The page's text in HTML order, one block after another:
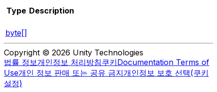
Type Description
byte[]
Copyright © 2026 Unity Technologies
법률 정보개인정보 처리방침쿠키Documentation Terms of
Use개인 정보 판매 또는 공유 금지개인정보 보호 선택(쿠키
설정)